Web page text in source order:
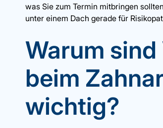
was Sie zum Termin mitbringen
unter einem Dach gerade für
Warum
beim
wichtig?